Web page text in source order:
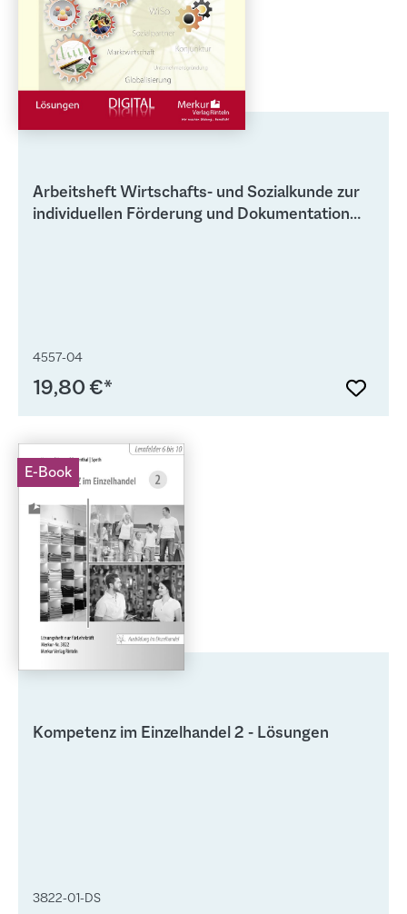
gekennzeichnet Nach Kauf des E-Books erhalten Sie
einen Lizenz-Code, den Sie auf der Seite www.merkur-
medien.de einfügen, um Ihr digitales Buch nutzen zu
können. Bitte beachten Sie, dass Sie sich auf der Seite
www.merkur-medien.de erneut registrieren müssen.
Arbeitsheft Wirtschafts- und Sozialkunde zur
individuellen Förderung und Dokumentation
4557-04
19,80 €*
E-Book
Kompetenz im Einzelhandel 2 - Lösungen
3822-01-DS